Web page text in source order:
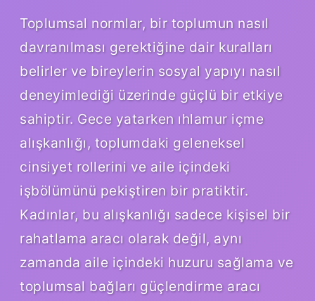
Toplumsal normlar, bir toplumun nasıl
davranılması gerektiğine dair kuralları
belirler ve bireylerin sosyal yapıyı nasıl
deneyimlediği üzerinde güçlü bir etkiye
sahiptir. Gece yatarken ıhlamur içme
alışkanlığı, toplumdaki geleneksel
cinsiyet rollerini ve aile içindeki
işbölümünü pekiştiren bir pratiktir.
Kadınlar, bu alışkanlığı sadece kişisel bir
rahatlama aracı olarak değil, aynı
zamanda aile içindeki huzuru sağlama ve
toplumsal bağları güçlendirme aracı